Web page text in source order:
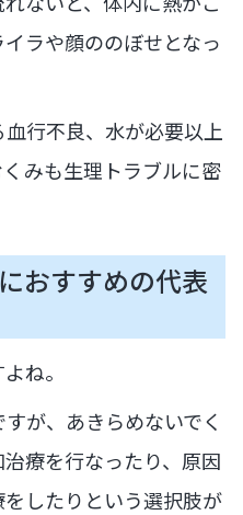
ラや顔ののぼせとなっ
行不良、水が必要以上
みも生理トラブルに密
おすすめの代表
ね。
が、あきらめないでく
療を行なったり、原因
したりという選択肢が